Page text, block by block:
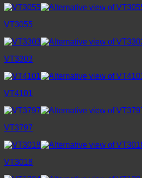
VT3055
VT3303
VT4101
VT3797
VT3018